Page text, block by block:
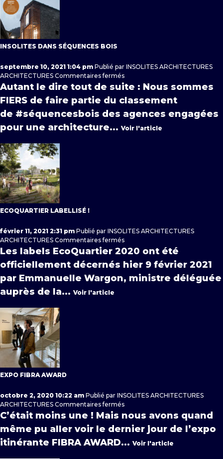
INSOLITES DANS SÉQUENCES BOIS
septembre 10, 2021 1:04 pm Publié par INSOLITES ARCHITECTURES
ARCHITECTURES Commentaires ferméssur
Insolites
Séquences
Bois
Autant le dire tout de suite : Nous sommes
FIERS de faire partie du classement
de #séquencesbois des agences engagées
pour une architecture... Voir l'article
ECOQUARTIER LABELLISÉ !
février 11, 2021 2:31 pm Publié par INSOLITES ARCHITECTURES
ARCHITECTURES Commentaires ferméssur
Ecoquartier
!
Les labels EcoQuartier 2020 ont été
officiellement décernés hier 9 février 2021
par Emmanuelle Wargon, ministre déléguée
auprès de la... Voir l'article
EXPO FIBRA AWARD
octobre 2, 2020 10:22 am Publié par INSOLITES ARCHITECTURES
ARCHITECTURES Commentaires ferméssur
Expo
AWARD
C’était moins une ! Mais nous avons quand
même pu aller voir le dernier jour de l’expo
itinérante FIBRA AWARD... Voir l'article